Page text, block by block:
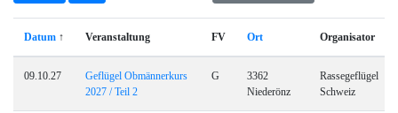
Datum ↑ Veranstaltung FV Ort Organisator
09.10.27
Geflügel Obmännerkurs
2027 / Teil 2
G
3362
Niederönz
Rassegeflügel
Schweiz